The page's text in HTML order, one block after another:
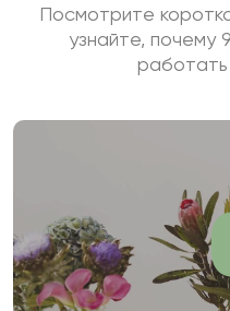
Посмотрите
узнайте, почему